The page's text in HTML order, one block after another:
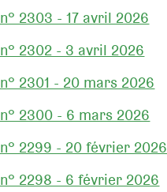
n° 2303 - 17 avril 2026
n° 2302 - 3 avril 2026
n° 2301 - 20 mars 2026
n° 2300 - 6 mars 2026
n° 2299 - 20 février 2026
n° 2298 - 6 février 2026